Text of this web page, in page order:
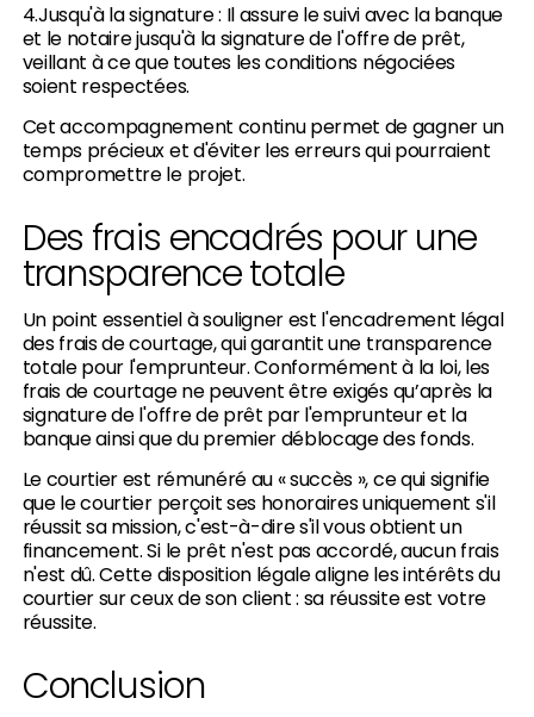
4.Jusqu'à la signature : Il assure le suivi avec la banque
et le notaire jusqu'à la signature de l'offre de prêt,
veillant à ce que toutes les conditions négociées
soient respectées.
Cet accompagnement continu permet de gagner un
temps précieux et d'éviter les erreurs qui pourraient
compromettre le projet.
Des frais encadrés pour une
transparence totale
Un point essentiel à souligner est l'encadrement légal
des frais de courtage, qui garantit une transparence
totale pour l'emprunteur. Conformément à la loi, les
frais de courtage ne peuvent être exigés qu’après la
signature de l'offre de prêt par l'emprunteur et la
banque ainsi que du premier déblocage des fonds.
Le courtier est rémunéré au « succès », ce qui signifie
que le courtier perçoit ses honoraires uniquement s'il
réussit sa mission, c'est-à-dire s'il vous obtient un
financement. Si le prêt n'est pas accordé, aucun frais
n'est dû. Cette disposition légale aligne les intérêts du
courtier sur ceux de son client : sa réussite est votre
réussite.
Conclusion